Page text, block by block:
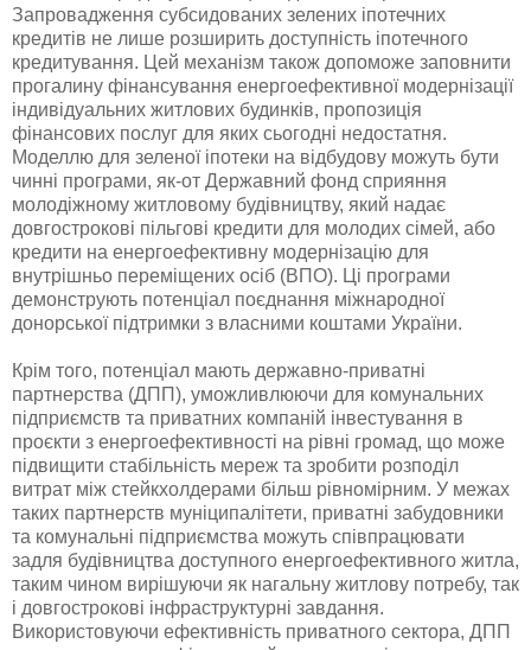
Запровадження субсидованих зелених іпотечних
кредитів не лише розширить доступність іпотечного
кредитування. Цей механізм також допоможе заповнити
прогалину фінансування енергоефективної модернізації
індивідуальних житлових будинків, пропозиція
фінансових послуг для яких сьогодні недостатня.
Моделлю для зеленої іпотеки на відбудову можуть бути
чинні програми, як-от Державний фонд сприяння
молодіжному житловому будівництву, який надає
довгострокові пільгові кредити для молодих сімей, або
кредити на енергоефективну модернізацію для
внутрішньо переміщених осіб (ВПО). Ці програми
демонструють потенціал поєднання міжнародної
донорської підтримки з власними коштами України.
Крім того, потенціал мають державно-приватні
партнерства (ДПП), уможливлюючи для комунальних
підприємств та приватних компаній інвестування в
проєкти з енергоефективності на рівні громад, що може
підвищити стабільність мереж та зробити розподіл
витрат між стейкхолдерами більш рівномірним. У межах
таких партнерств муніципалітети, приватні забудовники
та комунальні підприємства можуть співпрацювати
задля будівництва доступного енергоефективного житла,
таким чином вирішуючи як нагальну житлову потребу, так
і довгострокові інфраструктурні завдання.
Використовуючи ефективність приватного сектора, ДПП